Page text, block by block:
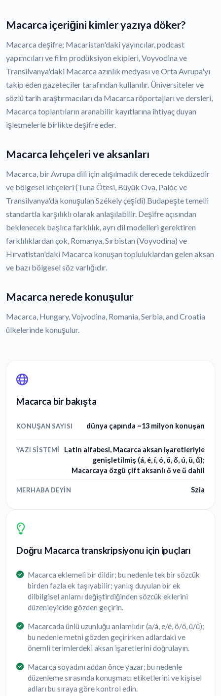
Macarca içeriğini kimler yazıya döker?
Macarca deşifre; Macaristan'daki yayıncılar, podcast
yapımcıları ve film prodüksiyon ekipleri, Voyvodina ve
Transilvanya'daki Macarca azınlık medyası ve Orta Avrupa'yı
takip eden gazeteciler tarafından kullanılır. Üniversiteler ve
sözlü tarih araştırmacıları da Macarca röportajları ve dersleri,
Macarca toplantıların aranabilir kayıtlarına ihtiyaç duyan
işletmelerle birlikte deşifre eder.
Macarca lehçeleri ve aksanları
Macarca, bir Avrupa dili için alışılmadık derecede tekdüzedir
ve bölgesel lehçeleri (Tuna Ötesi, Büyük Ova, Palóc ve
Transilvanya'da konuşulan Székely çeşidi) Budapeşte temelli
standartla karşılıklı olarak anlaşılabilir. Deşifre açısından
beklenecek başlıca farklılık, ayrı dil modelleri gerektiren
farklılıklardan çok, Romanya, Sırbistan (Voyvodina) ve
Hırvatistan'daki Macarca konuşan topluluklardan gelen aksan
ve bazı bölgesel söz varlığıdır.
Macarca nerede konuşulur
Macarca, Hungary, Vojvodina, Romania, Serbia, and Croatia
ülkelerinde konuşulur.
Macarca bir bakışta
KONUŞAN SAYISI dünya çapında ~13 milyon konuşan
YAZI SISTEMI
Latin alfabesi, Macarca aksan işaretleriyle
genişletilmiş (á, é, í, ó, ö, ő, ú, ü, ű);
Macarcaya özgü çift aksanlı ő ve ű dahil
MERHABA DEYIN Szia
Doğru Macarca transkripsiyonu için ipuçları
Macarca eklemeli bir dildir; bu nedenle tek bir sözcük
birden fazla ek taşıyabilir; yanlış duyulan bir ek
dilbilgisel anlamı değiştirdiğinden sözcük eklerini
düzenleyicide gözden geçirin.
Macarcada ünlü uzunluğu anlamlıdır (a/á, e/é, ö/ő, ü/ű);
bu nedenle metni gözden geçirirken adlardaki ve
önemli terimlerdeki aksan işaretlerini doğrulayın.
Macarca soyadını addan önce yazar; bu nedenle
düzenleme sırasında konuşmacı etiketlerini ve kişisel
adları bu sıraya göre kontrol edin.